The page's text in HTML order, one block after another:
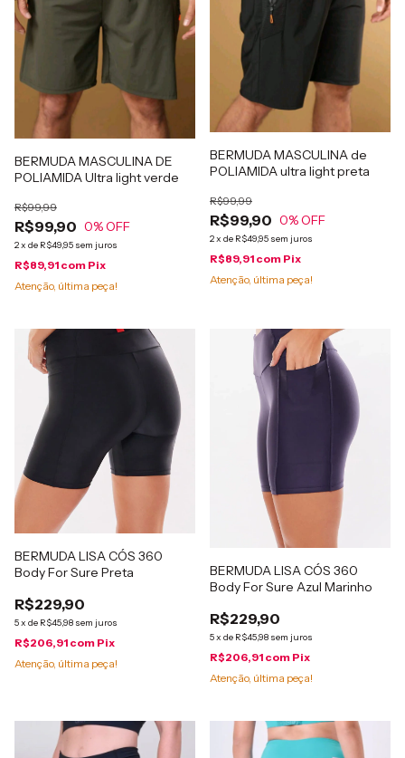
BERMUDA MASCULINA DE
POLIAMIDA Ultra light verde
R$99,90
R$99,99
0% OFF
2x de R$49,95 sem juros
R$89,91 com Pix
Atenção, última peça!
BERMUDA MASCULINA de
POLIAMIDA ultra light preta
R$99,90
R$99,99
0% OFF
2x de R$49,95 sem juros
R$89,91 com Pix
Atenção, última peça!
BERMUDA LISA CÓS 360
Body For Sure Preta
R$229,90
5x de R$45,98 sem juros
R$206,91 com Pix
Atenção, última peça!
BERMUDA LISA CÓS 360
Body For Sure Azul Marinho
R$229,90
5x de R$45,98 sem juros
R$206,91 com Pix
Atenção, última peça!